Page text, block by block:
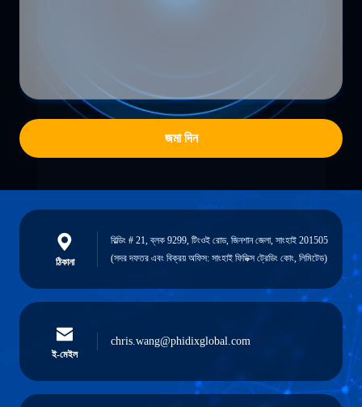
জমা দিন
ঠিকানা
বিল্ডিং # 21, ব্লক 9299, টিংওই রোড, জিনশান জেলা, সাংহাই 201505
(সদর দফতর এবং বিক্রয় অফিস: সাংহাই ফিডিক্স ট্রেডিং কোং, লিমিটেড)
ই-মেইল
chris.wang@phidixglobal.com